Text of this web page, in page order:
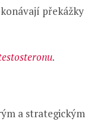
překážky
.
a strategickým